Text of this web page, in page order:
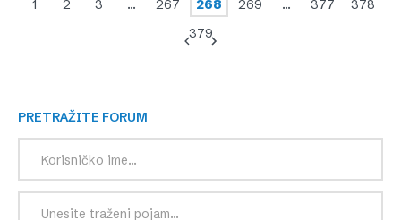
1 2 3 … 267 268 269 … 377
378
379
PRETRAŽITE FORUM